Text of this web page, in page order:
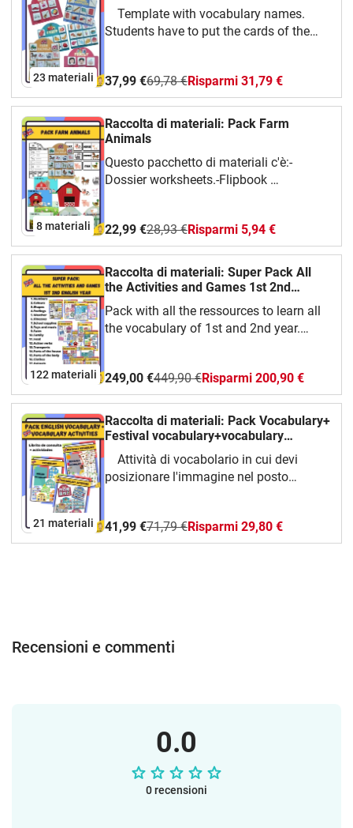
23 materiali
Template with vocabulary names.
Students have to put the cards of the
vocabulary and evaluate if they have
learned it. Primary education.
English.video
37,99 €69,78 €Risparmi 31,79 €
8 materiali
Raccolta di materiali: Pack Farm
Animals
Questo pacchetto di materiali c'è:-
Dossier worksheets.-Flipbook
activity)- Domino-My farm- dobble
(matching pairs)-there is there are farm
animals.
22,99 €28,93 €Risparmi 5,94 €
122 materiali
Raccolta di materiali: Super Pack All
the Activities and Games 1st 2nd
English Year
Pack with all the ressources to learn all
the vocabulary of 1st and 2nd year.
supplies.ToysFarmFamilyFoodAction
verbsTransportsparts of the houseParts
of the bodyClothesAnimals
249,00 €449,90 €Risparmi 200,90 €
21 materiali
Raccolta di materiali: Pack Vocabulary+
Festival vocabulary+vocabulary
activities
Attività di vocabolario in cui devi
posizionare l'immagine nel posto
41,99 €71,79 €Risparmi 29,80 €
Recensioni e commenti
0.0
0 recensioni